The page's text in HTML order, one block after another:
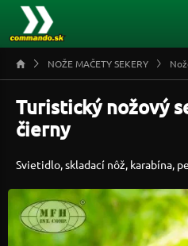
NOŽE MAČETY SEKERY
Turistický nožový
čierny
Svietidlo, skladací nôž, karabína,